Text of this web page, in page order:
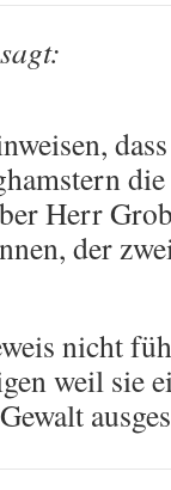
sagt:
Herr
der
nicht
weil sie